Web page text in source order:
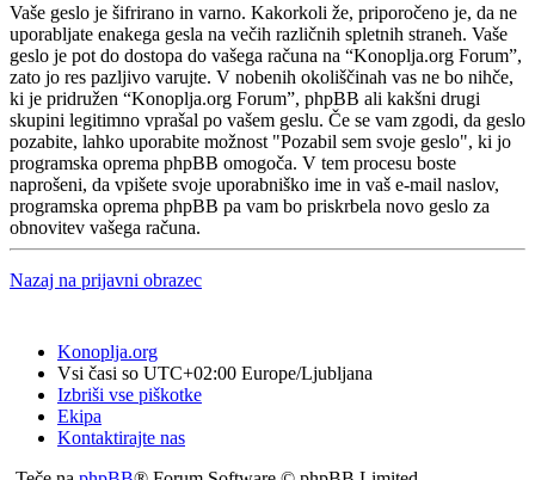
Vaše geslo je šifrirano in varno. Kakorkoli že, priporočeno je, da ne
uporabljate enakega gesla na večih različnih spletnih straneh. Vaše
geslo je pot do dostopa do vašega računa na “Konoplja.org Forum”,
zato jo res pazljivo varujte. V nobenih okoliščinah vas ne bo nihče,
ki je pridružen “Konoplja.org Forum”, phpBB ali kakšni drugi
skupini legitimno vprašal po vašem geslu. Če se vam zgodi, da geslo
pozabite, lahko uporabite možnost "Pozabil sem svoje geslo", ki jo
programska oprema phpBB omogoča. V tem procesu boste
naprošeni, da vpišete svoje uporabniško ime in vaš e-mail naslov,
programska oprema phpBB pa vam bo priskrbela novo geslo za
obnovitev vašega računa.
Nazaj na prijavni obrazec
Konoplja.org
Vsi časi so UTC+02:00 Europe/Ljubljana
Izbriši vse piškotke
Ekipa
Kontaktirajte nas